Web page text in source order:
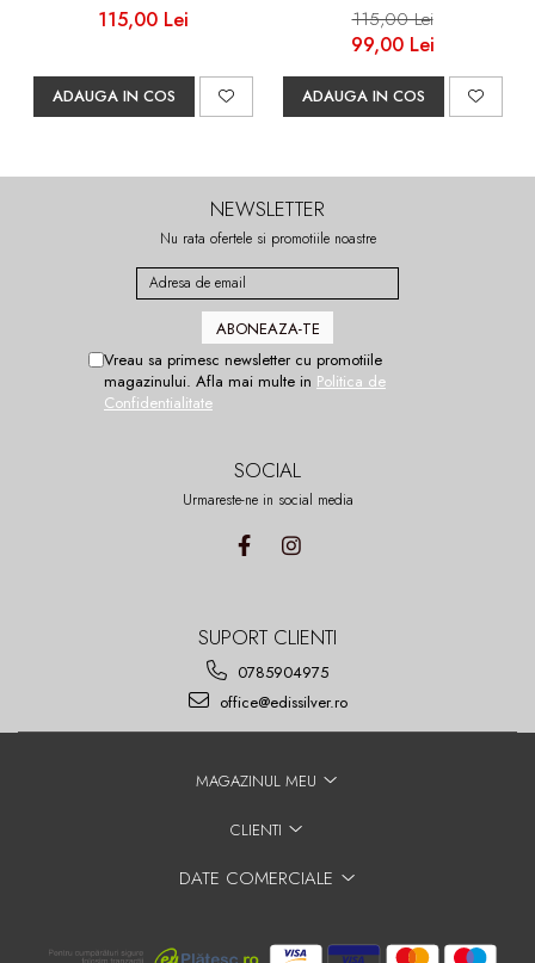
115,00 Lei
ADAUGA IN COS
115,00 Lei
99,00 Lei
ADAUGA IN COS
NEWSLETTER
Nu rata ofertele si promotiile noastre
Vreau sa primesc newsletter cu promotiile
magazinului. Afla mai multe in Politica de
Confidentialitate
SOCIAL
Urmareste-ne in social media
SUPORT CLIENTI
0785904975
office@edissilver.ro
MAGAZINUL MEU
CLIENTI
DATE COMERCIALE